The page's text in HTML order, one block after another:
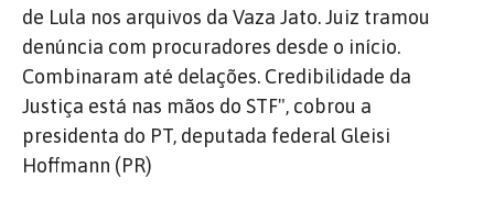
de Lula nos arquivos da Vaza Jato. Juiz tramou
denúncia com procuradores desde o início.
Combinaram até delações. Credibilidade da
Justiça está nas mãos do STF", cobrou a
presidenta do PT, deputada federal Gleisi
Hoffmann (PR)